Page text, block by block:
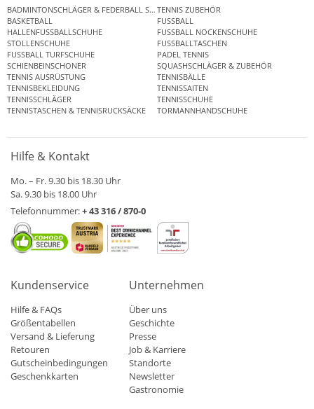
BADMINTONSCHLÄGER & FEDERBALL SETSTENNIS ZUBEHÖR
BASKETBALL
FUSSBALL
HALLENFUSSBALLSCHUHE
FUSSBALL NOCKENSCHUHE
STOLLENSCHUHE
FUSSBALLTASCHEN
FUSSBALL TURFSCHUHE
PADEL TENNIS
SCHIENBEINSCHONER
SQUASHSCHLÄGER & ZUBEHÖR
TENNIS AUSRÜSTUNG
TENNISBÄLLE
TENNISBEKLEIDUNG
TENNISSAITEN
TENNISSCHLÄGER
TENNISSCHUHE
TENNISTASCHEN & TENNISRUCKSÄCKE
TORMANNHANDSCHUHE
Hilfe & Kontakt
Mo. – Fr. 9.30 bis 18.30 Uhr
Sa. 9.30 bis 18.00 Uhr
Telefonnummer:+ 43 316 / 870-0
Kundenservice
Hilfe & FAQs
Größentabellen
Versand & Lieferung
Retouren
Gutscheinbedingungen
Geschenkkarten
Unternehmen
Über uns
Geschichte
Presse
Job & Karriere
Standorte
Newsletter
Gastronomie